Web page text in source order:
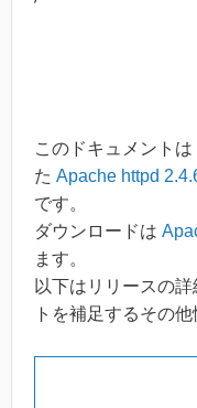
このドキュメント
た Apache httpd
です。
ダウンロードは
ます。
以下はリリースの
トを補足するその